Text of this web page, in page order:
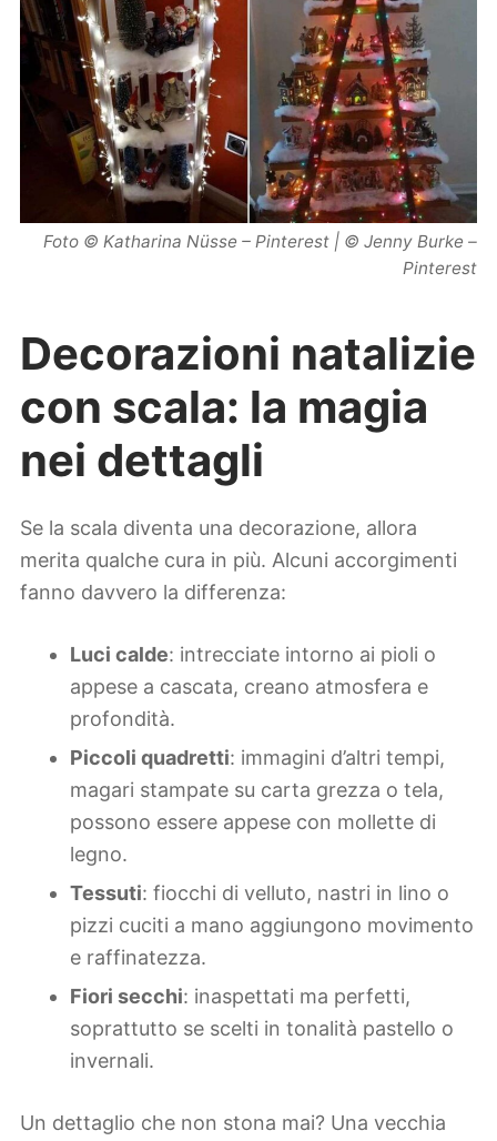
Foto © Katharina Nüsse – Pinterest | © Jenny Burke –
Pinterest
Decorazioni natalizie
con scala: la magia
nei dettagli
Se la scala diventa una decorazione, allora
merita qualche cura in più. Alcuni accorgimenti
fanno davvero la differenza:
Luci calde: intrecciate intorno ai pioli o
appese a cascata, creano atmosfera e
profondità.
Piccoli quadretti: immagini d’altri tempi,
magari stampate su carta grezza o tela,
possono essere appese con mollette di
legno.
Tessuti: fiocchi di velluto, nastri in lino o
pizzi cuciti a mano aggiungono movimento
e raffinatezza.
Fiori secchi: inaspettati ma perfetti,
soprattutto se scelti in tonalità pastello o
invernali.
Un dettaglio che non stona mai? Una vecchia